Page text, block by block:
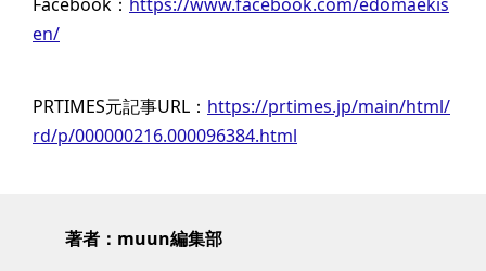
en/
PRTIMES元記事URL： https://prtimes.jp/main/html/
rd/p/000000216.000096384.html
著者：muun編集部